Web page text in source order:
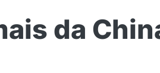
da